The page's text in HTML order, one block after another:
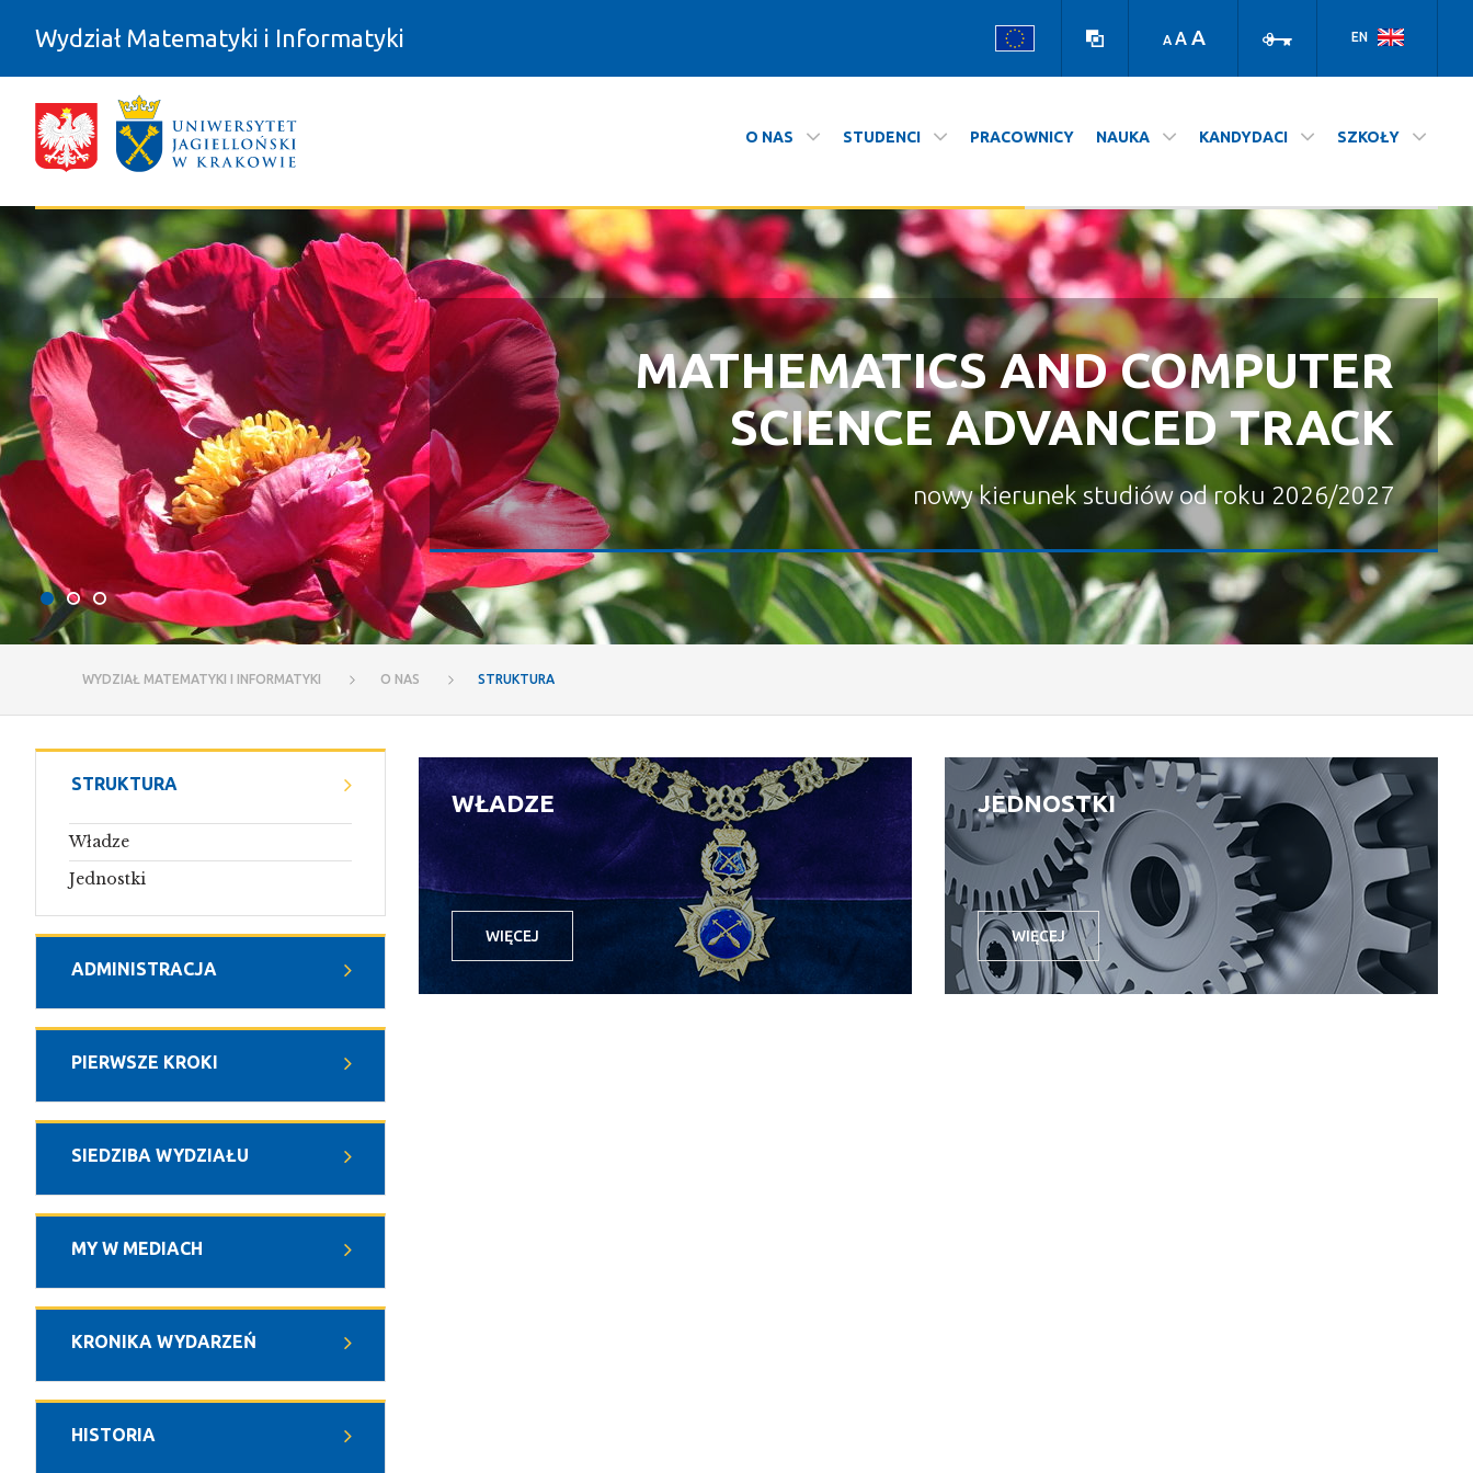
Wydział Matematyki i Informatyki
A A A EN
O NAS STUDENCI PRACOWNICY NAUKA KANDYDACI SZKOŁY
Struktura - Wydział Matematyki i Informatyki
MATHEMATICS AND COMPUTER
SCIENCE ADVANCED TRACK
nowy kierunek studiów od roku 2026/2027
ZAPRASZAMY NA NASZ WYDZIAŁ
STUDIUJ NA UJ
WYDZIAŁ MATEMATYKI I INFORMATYKI O NAS STRUKTURA
STRUKTURA
Władze
Jednostki
ADMINISTRACJA
PIERWSZE KROKI
SIEDZIBA WYDZIAŁU
MY W MEDIACH
KRONIKA WYDARZEŃ
HISTORIA
WŁADZE
WIĘCEJ
JEDNOSTKI
WIĘCEJ